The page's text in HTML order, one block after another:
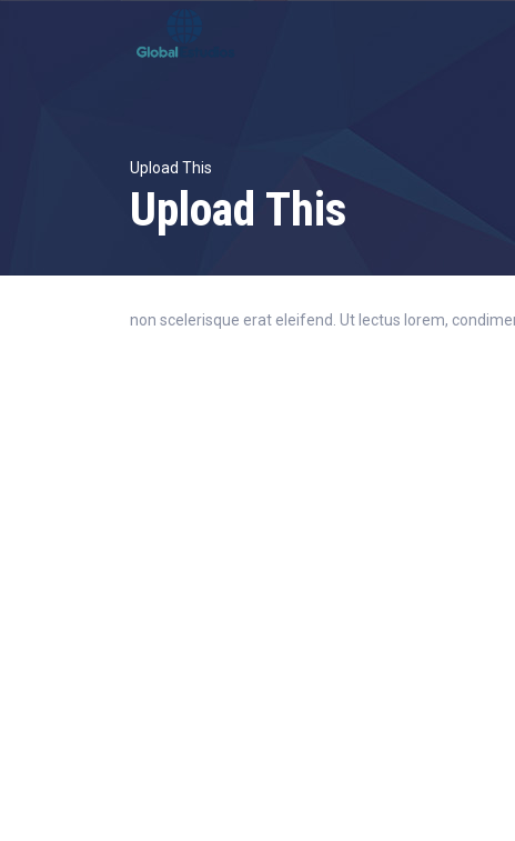
Upload This
Upload This
non scelerisque erat eleifend. Ut lectus lorem,